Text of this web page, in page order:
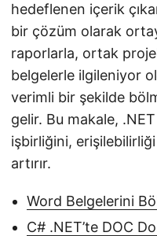
hedeflenen içerik
bir çözüm olarak
raporlarla, ortak
belgelerle ilgileniyor
verimli bir şekilde
gelir. Bu makale,
işbirliğini,
artırır.
Word Belgelerini
C# .NET’te DOC